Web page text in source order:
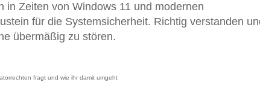
in Zeiten von Windows 11 und modernen
für die Systemsicherheit. Richtig verstanden
übermäßig zu stören.
fragt und wie ihr damit umgeht